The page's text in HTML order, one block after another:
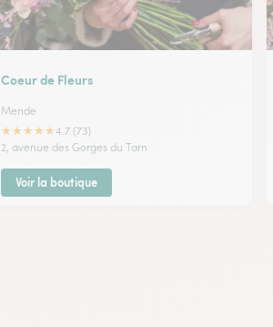
Coeur de Fleurs
Mende
★★★★★4.7 (73)
2, avenue des Gorges du Tarn
Voir la boutique